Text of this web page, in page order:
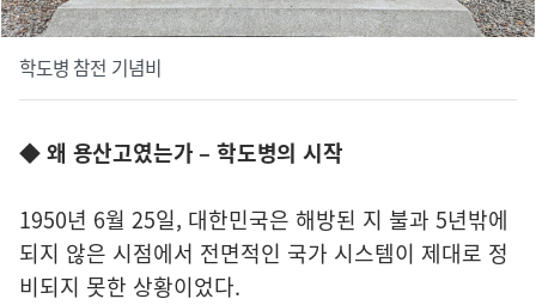
학도병 참전 기념비
◆왜 용산고였는가 – 학도병의 시작
1950년 6월 25일, 대한민국은 해방된 지 불과 5년밖에
되지 않은 시점에서 전면적인 국가 시스템이 제대로 정
비되지 못한 상황이었다.